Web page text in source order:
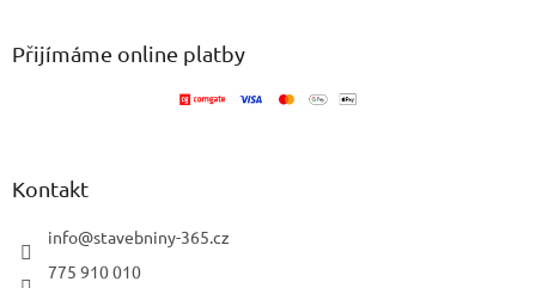
Přijímáme online platby
Kontakt
info@stavebniny-365.cz
775 910 010